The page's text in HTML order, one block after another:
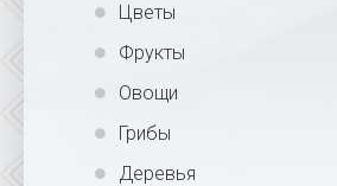
Цветы
Фрукты
Овощи
Грибы
Деревья